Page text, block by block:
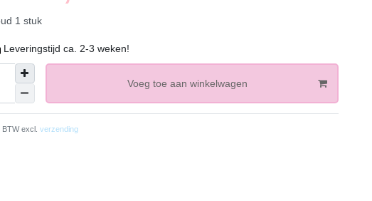
1 stuk
Leveringstijd ca. 2-3 weken!
Voeg toe aan winkelwagen
BTW excl. verzending